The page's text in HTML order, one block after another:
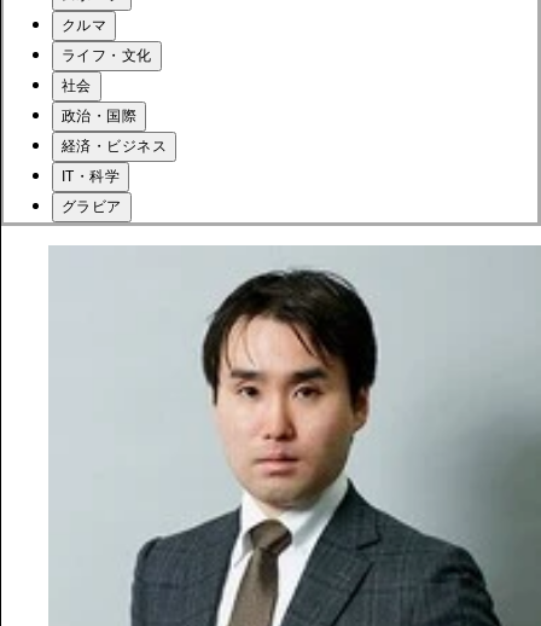
クルマ
ライフ・文化
社会
政治・国際
経済・ビジネス
IT・科学
グラビア